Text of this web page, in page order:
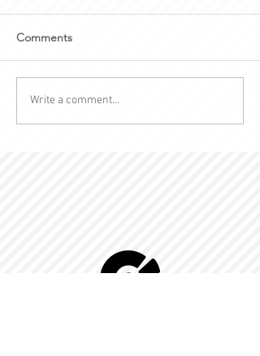
Comments
Write a comment...